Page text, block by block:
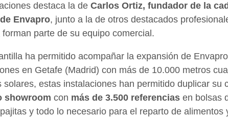
destaca la de Carlos Ortiz, fundador de la
Envapro, junto a la de otros destacados
forman parte de su equipo comercial.
ha permitido acompañar la expansión de
en Getafe (Madrid) con más de 10.000 metros
solares, estas instalaciones han permitido duplicar su
showroom con más de 3.500 referencias en bolsas
y todo lo necesario para el reparto de alimentos